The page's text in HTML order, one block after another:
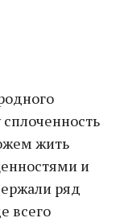
жить
и
ряд
всего